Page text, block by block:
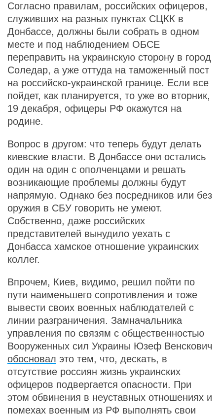
Согласно правилам, российских офицеров,
служивших на разных пунктах СЦКК в
Донбассе, должны были собрать в одном
месте и под наблюдением ОБСЕ
переправить на украинскую сторону в город
Соледар, а уже оттуда на таможенный пост
на российско-украинской границе. Если все
пойдет, как планируется, то уже во вторник,
19 декабря, офицеры РФ окажутся на
родине.
Вопрос в другом: что теперь будут делать
киевские власти. В Донбассе они остались
один на один с ополченцами и решать
возникающие проблемы должны будут
напрямую. Однако без посредников или без
оружия в СБУ говорить не умеют.
Собственно, даже российских
представителей вынудило уехать с
Донбасса хамское отношение украинских
коллег.
Впрочем, Киев, видимо, решил пойти по
пути наименьшего сопротивления и тоже
вывести своих военных наблюдателей с
линии разграничения. Замначальника
управления по связям с общественностью
Вооруженных сил Украины Юзеф Венскович
обосновал это тем, что, дескать, в
отсутствие россиян жизнь украинских
офицеров подвергается опасности. При
этом обвинения в неуставных отношениях и
помехах военным из РФ выполнять свои